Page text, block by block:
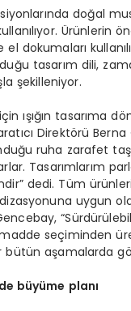
doğal
Ürünlerin
el dokumaları
tasarım dili,
şekilleniyor.
ışığın tasarıma
Direktörü Berna
ruha zarafet
Tasarımlarım
dedi. Tüm
uygun
seçiminden
bütün aşamalarda
büyüme planı